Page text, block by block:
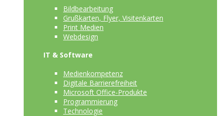
Bildbearbeitung
Grußkarten, Flyer, Visitenkarten
Print Medien
Webdesign
IT & Software
Medienkompetenz
Digitale Barrierefreiheit
Microsoft Office-Produkte
Programmierung
Technologie